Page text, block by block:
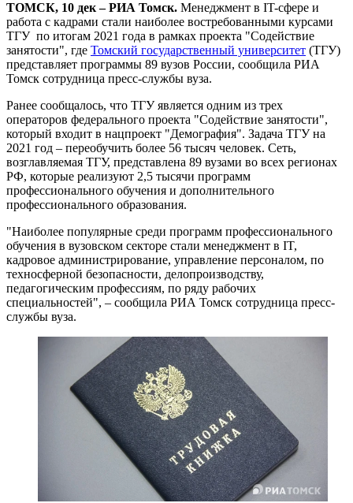
ТОМСК, 10 дек – РИА Томск. Менеджмент в IT-сфере и
работа с кадрами стали наиболее востребованными курсами
ТГУ по итогам 2021 года в рамках проекта "Содействие
занятости", где Томский государственный университет (ТГУ)
представляет программы 89 вузов России, сообщила РИА
Томск сотрудница пресс-службы вуза.
Ранее сообщалось, что ТГУ является одним из трех
операторов федерального проекта "Содействие занятости",
который входит в нацпроект "Демография". Задача ТГУ на
2021 год – переобучить более 56 тысяч человек. Сеть,
возглавляемая ТГУ, представлена 89 вузами во всех регионах
РФ, которые реализуют 2,5 тысячи программ
профессионального обучения и дополнительного
профессионального образования.
"Наиболее популярные среди программ профессионального
обучения в вузовском секторе стали менеджмент в IT,
кадровое администрирование, управление персоналом, по
техносферной безопасности, делопроизводству,
педагогическим профессиям, по ряду рабочих
специальностей", – сообщила РИА Томск сотрудница пресс-
службы вуза.